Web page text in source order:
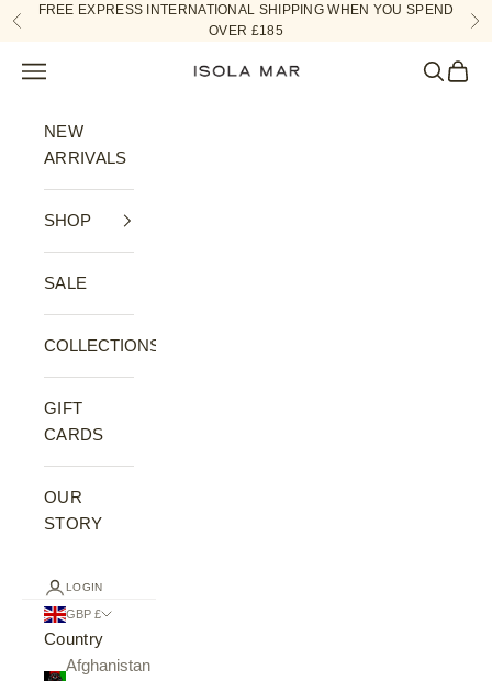
Skip to content
Previous
FREE EXPRESS INTERNATIONAL SHIPPING WHEN YOU SPEND
OVER £185
ISOLA MAR
Navigation menu Search
Cart
NEW
ARRIVALS
SHOP
SALE
COLLECTIONS
GIFT
CARDS
OUR
STORY
LOGIN
GBP £
Country
Afghanistan